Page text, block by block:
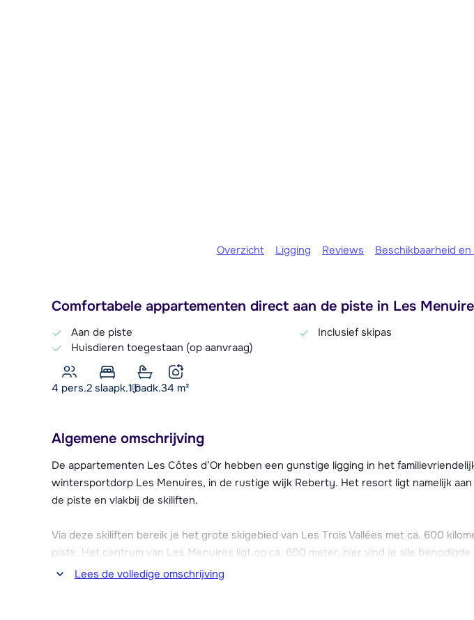
Overzicht Ligging Reviews Beschikbaarheid
Comfortabele appartementen direct aan de piste in Les
Aan de piste
Huisdieren toegestaan (op aanvraag)
Inclusief skipas
4 pers.2 slaapk.1 badk.34 m²
Algemene omschrijving
De appartementen Les Côtes d’Or hebben een gunstige ligging in het
wintersportdorp Les Menuires, in de rustige wijk Reberty. Het resort ligt namelijk
de piste en vlakbij de skiliften.
Via deze skiliften bereik je het grote skigebied van Les Trois Vallées met ca. 600
piste. Het centrum van Les Menuires ligt op ca. 600 meter, hier vind je alle benodigde
Zo zijn er diverse restaurants, winkels, supermarkten een skischool en gezellige
Lees de volledige omschrijving